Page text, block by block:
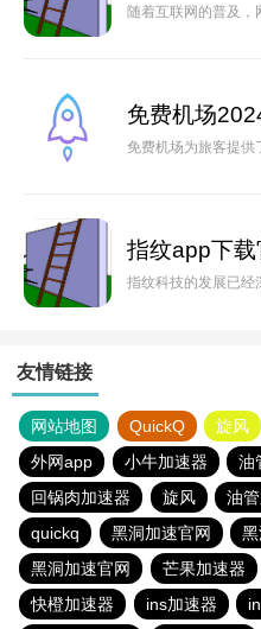
随着互联网的普及
免费机场
免费机场为旅客提供
指纹app下载
指纹科技的发展已经
友情链接
网站地图 QuickQ 旋风
外网app
小牛加速器 油
回锅肉加速器
旋风 油
quickq
黑洞加速官网
黑洞加速官网
芒果加速器
快橙加速器
ins加速器